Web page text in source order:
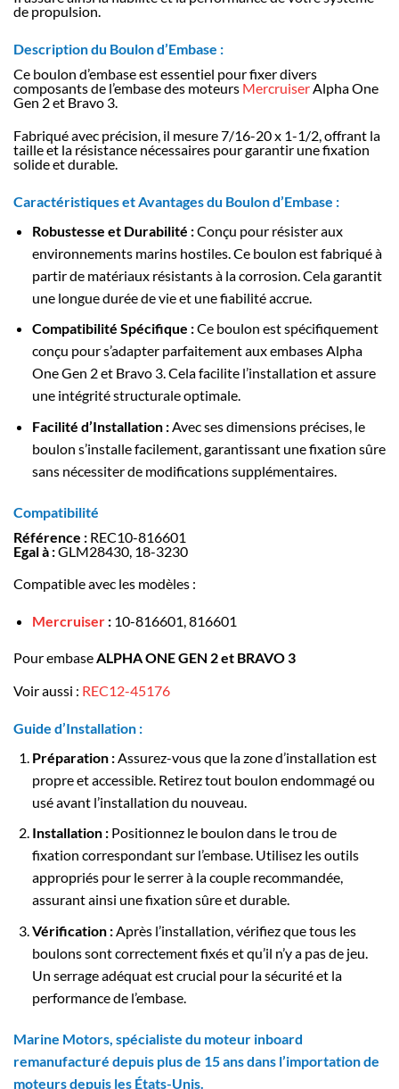
de propulsion.
Description du Boulon d’Embase :
Ce boulon d’embase est essentiel pour fixer divers
composants de l’embase des moteurs MercruiserAlpha One
Gen 2 et Bravo 3.
Fabriqué avec précision, il mesure 7/16-20 x 1-1/2, offrant la
taille et la résistance nécessaires pour garantir une fixation
solide et durable.
Caractéristiques et Avantages du Boulon d’Embase :
Robustesse et Durabilité :Conçu pour résister aux
environnements marins hostiles. Ce boulon est fabriqué à
partir de matériaux résistants à la corrosion. Cela garantit
une longue durée de vie et une fiabilité accrue.
Compatibilité Spécifique :Ce boulon est spécifiquement
conçu pour s’adapter parfaitement aux embases Alpha
One Gen 2 et Bravo 3. Cela facilite l’installation et assure
une intégrité structurale optimale.
Facilité d’Installation :Avec ses dimensions précises, le
boulon s’installe facilement, garantissant une fixation sûre
sans nécessiter de modifications supplémentaires.
Compatibilité
Référence : REC10-816601
Egal à :GLM28430, 18-3230
Compatible avec les modèles :
Mercruiser:10-816601, 816601
Pour embaseALPHA ONE GEN 2 et BRAVO 3
Voir aussi : REC12-45176
Guide d’Installation :
Préparation :Assurez-vous que la zone d’installation est
propre et accessible. Retirez tout boulon endommagé ou
usé avant l’installation du nouveau.
Installation :Positionnez le boulon dans le trou de
fixation correspondant sur l’embase. Utilisez les outils
appropriés pour le serrer à la couple recommandée,
assurant ainsi une fixation sûre et durable.
Vérification :Après l’installation, vérifiez que tous les
boulons sont correctement fixés et qu’il n’y a pas de jeu.
Un serrage adéquat est crucial pour la sécurité et la
performance de l’embase.
Marine Motors, spécialiste du moteur inboard
remanufacturé depuis plus de 15 ans dans l’importation de
moteurs depuis les États-Unis.